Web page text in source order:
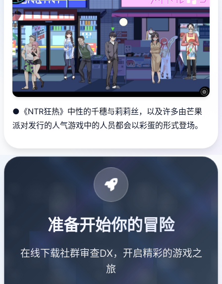
●《NTR狂热》中性的千穗与莉莉丝，以及许多由芒果
派对发行的人气游戏中的人员都会以彩蛋的形式登场。
准备开始你的冒险
在线下载社群审查DX，开启精彩的游戏之
旅